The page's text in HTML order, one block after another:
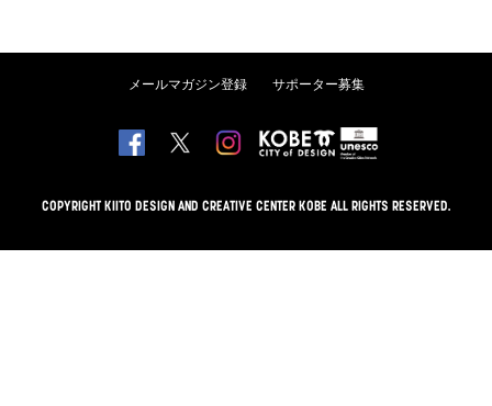
メールマガジン登録 サポーター募集
COPYRIGHT KIITO DESIGN AND CREATIVE CENTER KOBE ALL RIGHTS RESERVED.